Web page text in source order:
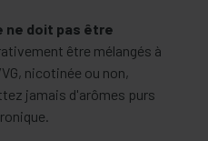
ne doit pas être
être mélangés à
nicotinée ou non,
jamais d'arômes purs